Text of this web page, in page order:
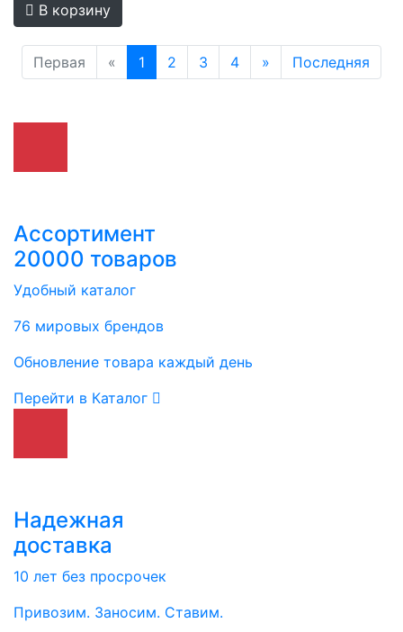
В корзину
Первая « 1 2 3 4 » Последняя
Ассортимент
20000 товаров
Удобный каталог
76 мировых брендов
Обновление товара каждый день
Перейти в Каталог
Надежная
доставка
10 лет без просрочек
Привозим. Заносим. Ставим.